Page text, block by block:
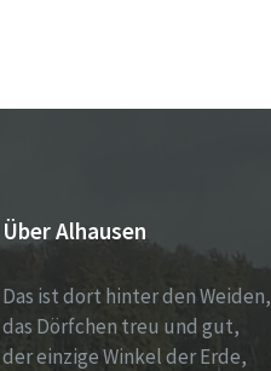
Über Alhausen
Das ist dort hinter den Weiden,
das Dörfchen treu und gut,
der einzige Winkel der Erde,